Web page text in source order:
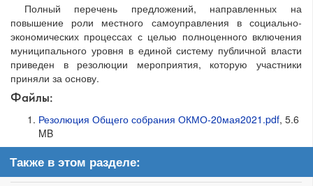
Полный перечень предложений, направленных на
повышение роли местного самоуправления в социально-
экономических процессах с целью полноценного включения
муниципального уровня в единой систему публичной власти
приведен в резолюции мероприятия, которую участники
приняли за основу.
Файлы:
Резолюция Общего собрания ОКМО-20мая2021.pdf, 5.6
MB
Также в этом разделе: